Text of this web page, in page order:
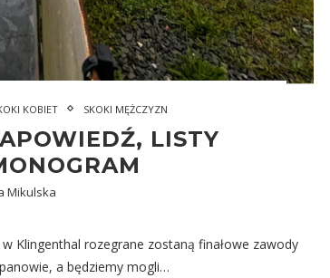
KOBIET SKOKI MĘŻCZYZN
LISTY
Mikulska
Klingenthal rozegrane zostaną finałowe zawody
a będziemy mogli…